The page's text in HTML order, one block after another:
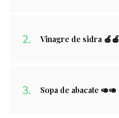
Vinagre de sidra 🍏🍎
Sopa de abacate 🥑🥑